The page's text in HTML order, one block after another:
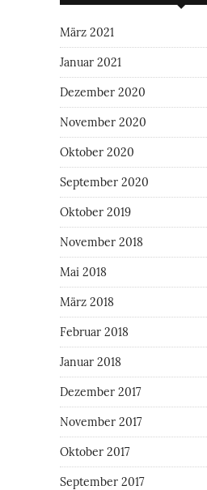
März 2021
Januar 2021
Dezember 2020
November 2020
Oktober 2020
September 2020
Oktober 2019
November 2018
Mai 2018
März 2018
Februar 2018
Januar 2018
Dezember 2017
November 2017
Oktober 2017
September 2017